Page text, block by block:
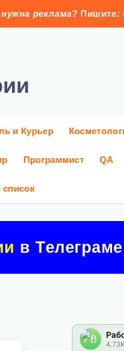
нужна реклама? Пишите:
и Курьер
Программист QA
в Телеграме